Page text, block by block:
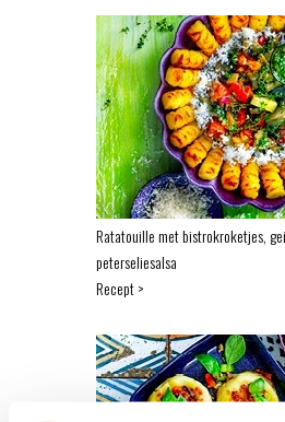
Ratatouille met bistrokroketjes,
peterseliesalsa
Recept >